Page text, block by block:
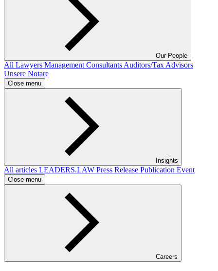
Our People
All Lawyers Management Consultants Auditors/Tax Advisors
Unsere Notare
Close menu
Insights
All articles LEADERS.LAW Press Release Publication Event
Close menu
Careers